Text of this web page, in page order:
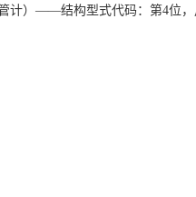
计）——结构型式代码：第4位